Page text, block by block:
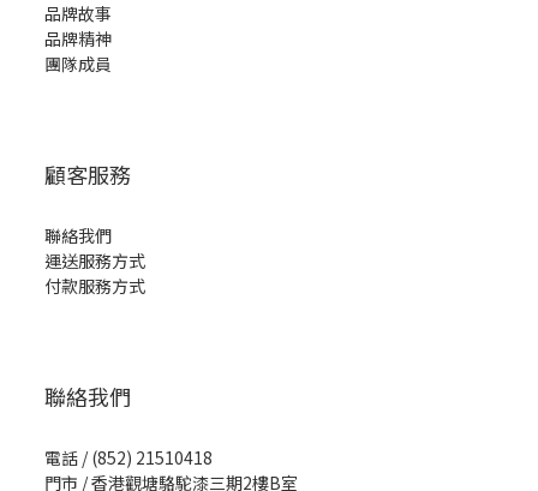
品牌故事
品牌精神
團隊成員
顧客服務
聯絡我們
運送服務方式
付款服務方式
聯絡我們
電話 / (852) 21510418
門市 / 香港觀塘駱駝漆三期2樓B室